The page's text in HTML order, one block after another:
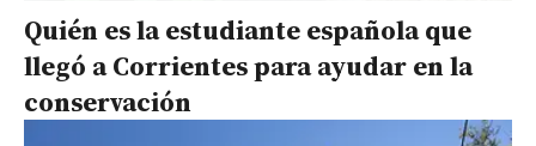
Quién es la estudiante española que
llegó a Corrientes para ayudar en la
conservación